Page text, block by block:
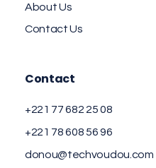
About Us
Contact Us
Contact
+221 77 682 25 08
+221 78 608 56 96
donou@techvoudou.com